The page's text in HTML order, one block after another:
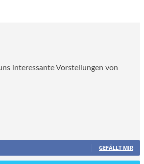
interessante Vorstellungen von
GEFÄLLT MIR